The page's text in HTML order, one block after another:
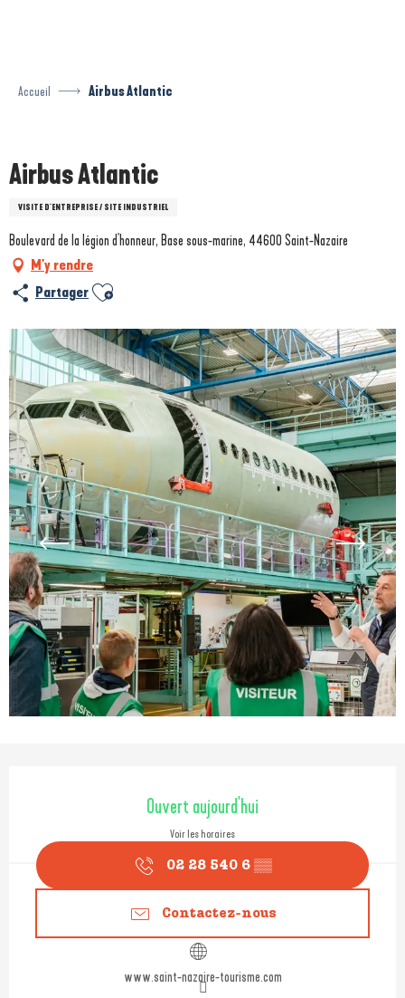
Accueil Airbus Atlantic
Airbus Atlantic
VISITE D'ENTREPRISE / SITE INDUSTRIEL
Boulevard de la légion d'honneur, Base sous-marine, 44600 Saint-Nazaire
M'y rendre
Partager Ajouter aux favoris
Ouverture et coordonnées
Ouvert aujourd'hui
Voir les horaires
02 28 540 6 ▒▒
Contactez-nous
www.saint-nazaire-tourisme.com